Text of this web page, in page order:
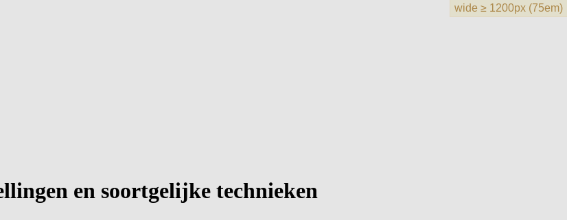
en soortgelijke technieken